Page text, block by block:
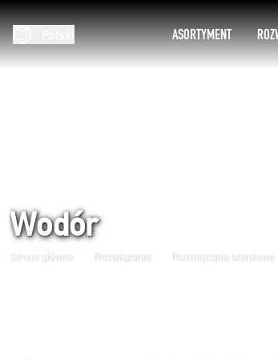
ASORTYMENT
Wodór
Strona główna Rozwiązania Rozwiązania branżowe